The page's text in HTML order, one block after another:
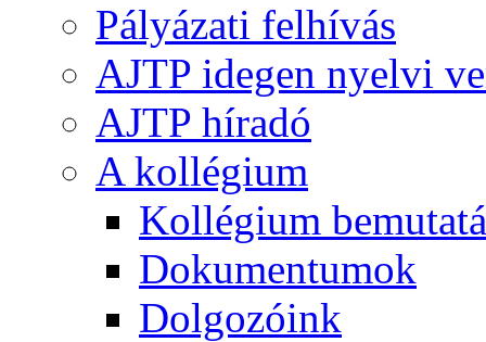
Pályázati felhívás
AJTP idegen nyelvi
AJTP híradó
A kollégium
Kollégium
Dokumentumok
Dolgozóink